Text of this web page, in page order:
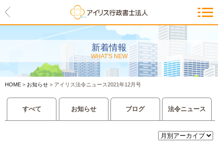
新着情報
WHAT'S NEW
HOME > お知らせ > アイリス法令ニュース2021年12月号
すべて お知らせ ブログ 法令ニュース
HOME
アイリスの紹介
代表ご挨拶・経営理念・アイリス
のお約束
会社概要・アクセスマップ
サービス一覧
入管等外国人各種手続き